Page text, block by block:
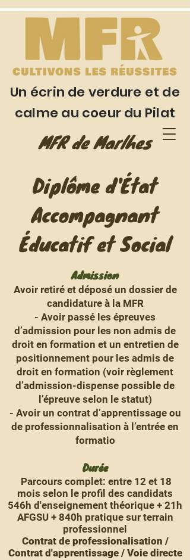
Un écrin de verdure et de
calme au coeur du Pilat
MFR de Marlhes
Diplôme d'État
Accompagnant
Éducatif et Social
Admission
Avoir retiré et déposé un dossier de
candidature à la MFR
- Avoir passé les épreuves
d’admission pour les non admis de
droit en formation et un entretien de
positionnement pour les admis de
droit en formation (voir règlement
d’admission-dispense possible de
l’épreuve selon le statut)
- Avoir un contrat d’apprentissage ou
de professionnalisation à l’entrée en
formatio
Durée
Parcours complet: entre 12 et 18
mois selon le profil des candidats
546h d'enseignement théorique + 21h
AFGSU + 840h pratique sur terrain
professionnel
Contrat de professionalisation /
Contrat d'apprentissage / Voie directe